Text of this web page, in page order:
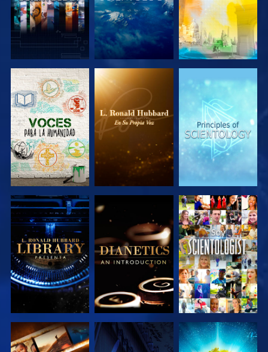
EXPLORA LAS
SERIES
EXPLORA LAS
SERIES
EXPLORA LAS
SERIES
EXPLORA LAS
SERIES
EXPLORA LAS
SERIES
VE